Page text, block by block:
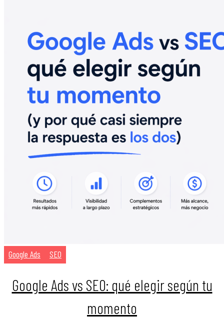
Google Ads SEO
Google Ads vs SEO: qué elegir según tu
momento